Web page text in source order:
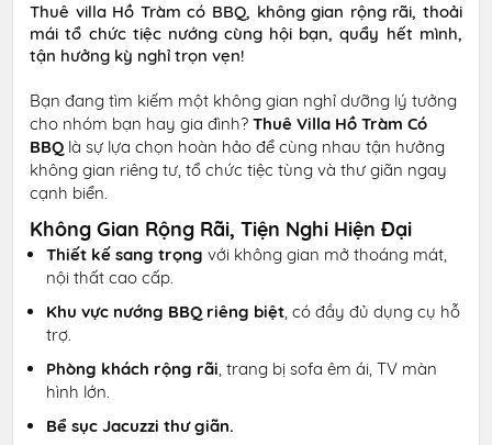
Thuê villa Hồ Tràm có BBQ, không gian rộng rãi, thoải
mái tổ chức tiệc nướng cùng hội bạn, quẩy hết mình,
tận hưởng kỳ nghỉ trọn vẹn!
Bạn đang tìm kiếm một không gian nghỉ dưỡng lý tưởng
cho nhóm bạn hay gia đình?Thuê Villa Hồ Tràm Có
BBQ là sự lựa chọn hoàn hảo để cùng nhau tận hưởng
không gian riêng tư, tổ chức tiệc tùng và thư giãn ngay
cạnh biển.
Không Gian Rộng Rãi, Tiện Nghi Hiện Đại
Thiết kế sang trọng với không gian mở thoáng mát,
nội thất cao cấp.
Khu vực nướng BBQ riêng biệt, có đầy đủ dụng cụ hỗ
trợ.
Phòng khách rộng rãi, trang bị sofa êm ái, TV màn
hình lớn.
Bể sục Jacuzzi thư giãn.